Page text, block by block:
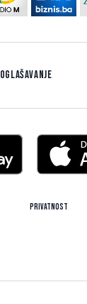
Oglašavanje
Privatnost